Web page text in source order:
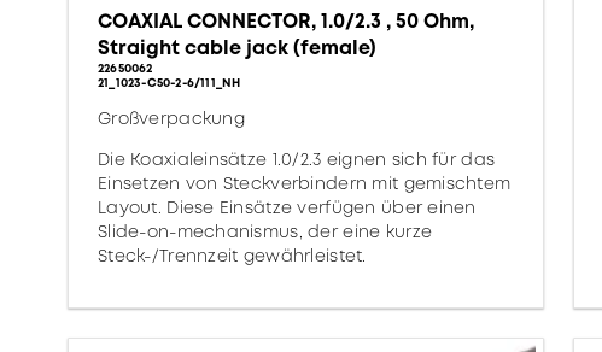
COAXIAL CONNECTOR, 1.0/2.3 , 50 Ohm,
Straight cable jack (female)
22650062
21_1023-C50-2-6/111_NH
Großverpackung
Die Koaxialeinsätze 1.0/2.3 eignen sich für das
Einsetzen von Steckverbindern mit gemischtem
Layout. Diese Einsätze verfügen über einen
Slide-on-mechanismus, der eine kurze
Steck-/Trennzeit gewährleistet.